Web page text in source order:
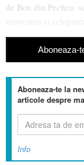
de Box din Pechea,
renovarea si
Aboneaza-
Aboneaza-te la
articole despre
Info